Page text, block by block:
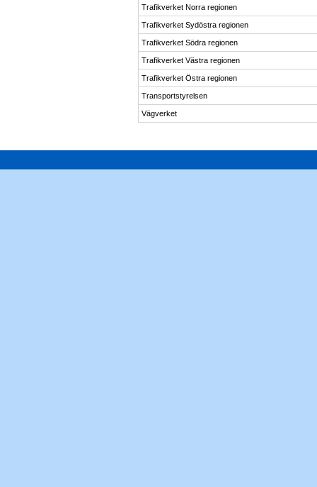
Trafikverket Norra regionen
Trafikverket Sydöstra regionen
Trafikverket Södra regionen
Trafikverket Västra regionen
Trafikverket Östra regionen
Transportstyrelsen
Vägverket